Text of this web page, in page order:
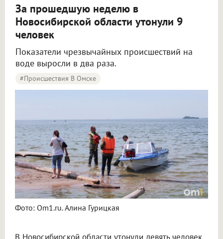
За прошедшую неделю в
Новосибирской области утонули 9
человек
Показатели чрезвычайных происшествий на
воде выросли в два раза.
#Происшествия В Омске
Фото: Om1.ru. Алина Гурицкая